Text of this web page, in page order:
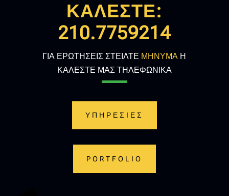
ΚΑΛΕΣΤΕ:
210.7759214
ΓΙΑ ΕΡΩΤΗΣΕΙΣ ΣΤΕΙΛΤΕ ΜΗΝΥΜΑ Η
ΚΑΛΕΣΤΕ ΜΑΣ ΤΗΛΕΦΩΝΙΚΑ
ΥΠΗΡΕΣΙΕΣ
PORTFOLIO